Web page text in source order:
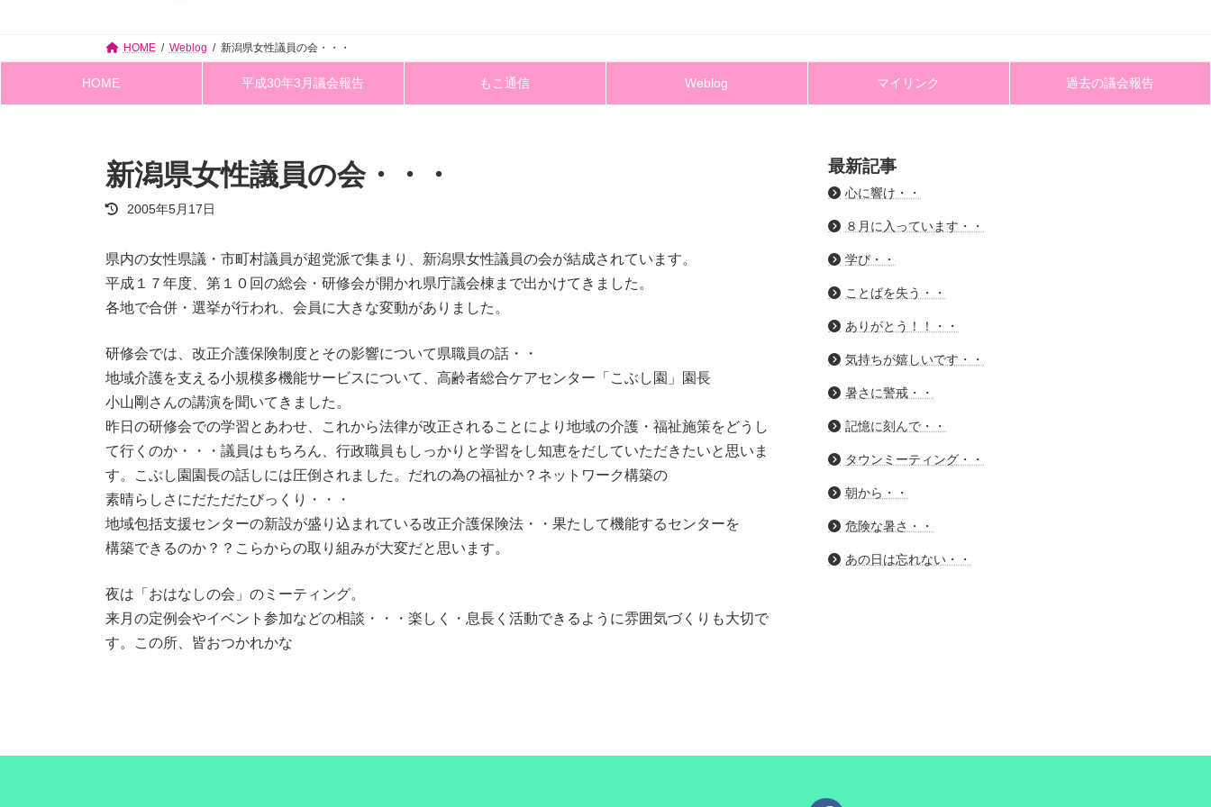
HOME Weblog 新潟県女性議員の会・・・
HOME 平成30年3月議会報告 もこ通信 Weblog マイリンク 過去の議会報告
新潟県女性議員の会・・・
最
新
日
時
:
2005年5月17日
県内の女性県議・市町村議員が超党派で集まり、新潟県女性議員の会が結成されています。
平成１７年度、第１０回の総会・研修会が開かれ県庁議会棟まで出かけてきました。
各地で合併・選挙が行われ、会員に大きな変動がありました。
研修会では、改正介護保険制度とその影響について県職員の話・・
地域介護を支える小規模多機能サービスについて、高齢者総合ケアセンター「こぶし園」園長
小山剛さんの講演を聞いてきました。
昨日の研修会での学習とあわせ、これから法律が改正されることにより地域の介護・福祉施策をどうし
て行くのか・・・議員はもちろん、行政職員もしっかりと学習をし知恵をだしていただきたいと思いま
す。こぶし園園長の話しには圧倒されました。だれの為の福祉か？ネットワーク構築の
素晴らしさにだただたびっくり・・・
地域包括支援センターの新設が盛り込まれている改正介護保険法・・果たして機能するセンターを
構築できるのか？？こらからの取り組みが大変だと思います。
夜は「おはなしの会」のミーティング。
来月の定例会やイベント参加などの相談・・・楽しく・息長く活動できるように雰囲気づくりも大切で
す。この所、皆おつかれかな
最新記事
心に響け・・
８月に入っています・・
学び・・
ことばを失う・・
ありがとう！！・・
気持ちが嬉しいです・・
暑さに警戒・・
記憶に刻んで・・
タウンミーティング・・
朝から・・
危険な暑さ・・
あの日は忘れない・・